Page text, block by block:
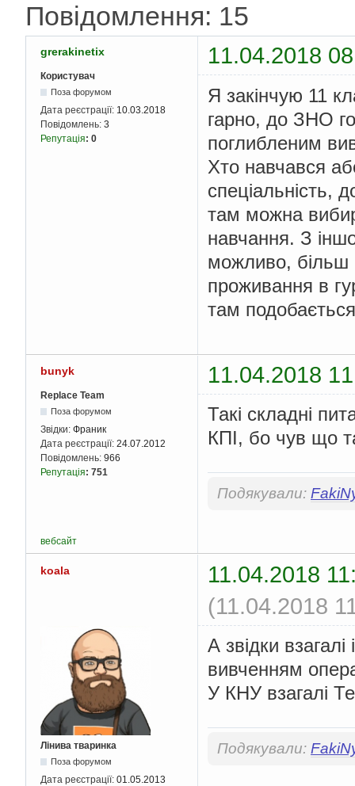
Повідомлення: 15
grerakinetix 11.04.2018
Користувач
Поза форумом
Дата реєстрації: 10.03.2018
Повідомлень: 3
Репутація: 0
Я закінчую 11
гарно, до ЗНО
поглибленим
Хто навчався
там можна
навчання. З
можливо, більш
проживання в
там
bunyk 11.04.2018
Replace Team
Поза форумом
Звідки: Франик
Дата реєстрації: 24.07.2012
Повідомлень: 966
Репутація: 751
Такі складні
КПІ, бо чув що
Подякували:
вебсайт
koala
11.04.2018
(11.04.2018
Лінива тваринка
Поза форумом
Дата реєстрації: 01.05.2013
А звідки
вивченням
У КНУ взагалі
Подякували: